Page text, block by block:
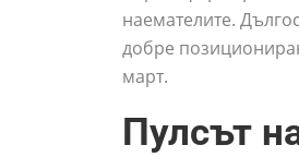
наемателите.
добре
март.
Пулсът